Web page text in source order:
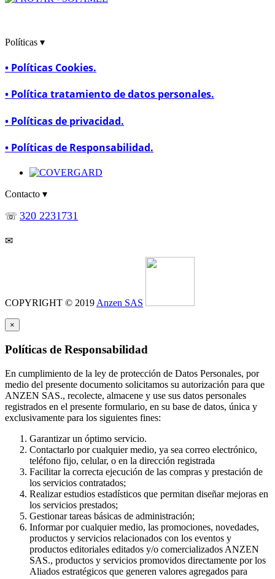
Políticas ▾
• Políticas Cookies.
• Política tratamiento de datos personales.
• Políticas de privacidad.
• Políticas de Responsabilidad.
Contacto ▾
☏ 320 2231731
✉
COPYRIGHT © 2019 Anzen SAS
×
Políticas de Responsabilidad
En cumplimiento de la ley de protección de Datos Personales, por
medio del presente documento solicitamos su autorización para que
ANZEN SAS., recolecte, almacene y use sus datos personales
registrados en el presente formulario, en su base de datos, única y
exclusivamente para los siguientes fines:
Garantizar un óptimo servicio.
Contactarlo por cualquier medio, ya sea correo electrónico,
teléfono fijo, celular, o en la dirección registrada
Facilitar la correcta ejecución de las compras y prestación de
los servicios contratados;
Realizar estudios estadísticos que permitan diseñar mejoras en
los servicios prestados;
Gestionar tareas básicas de administración;
Informar por cualquier medio, las promociones, novedades,
productos y servicios relacionados con los eventos y
productos editoriales editados y/o comercializados ANZEN
SAS., productos y servicios promovidos directamente por los
Aliados estratégicos que generen valores agregados para